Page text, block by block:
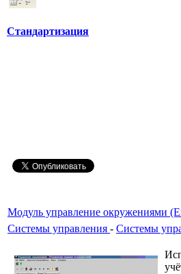
Стандартизация
Модуль управление окружениями
Системы управления - Системы